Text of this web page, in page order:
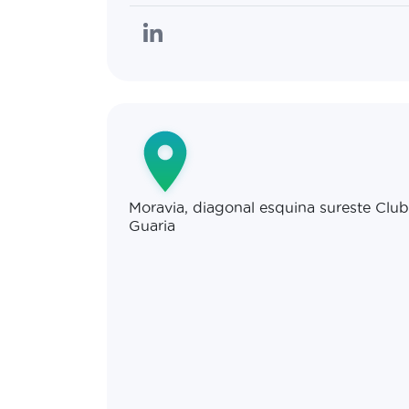
Moravia, diagonal esquina sureste
Guaria